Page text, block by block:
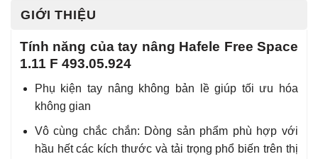
GIỚI THIỆU
Tính năng của tay nâng Hafele Free Space
1.11 F 493.05.924
Phụ kiện tay nâng không bản lề giúp tối ưu hóa
không gian
Vô cùng chắc chắn: Dòng sản phẩm phù hợp với
hầu hết các kích thước và tải trọng phổ biến trên thị